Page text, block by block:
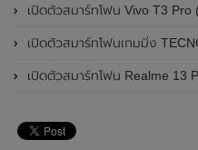
เปิดตัวสมาร์ทโฟน Vivo T3 Pro
เปิดตัวสมาร์ทโฟนเกมมิ่ง TECNO POVA 6 Neo
เปิดตัวสมาร์ทโฟน Realme 13 Pro